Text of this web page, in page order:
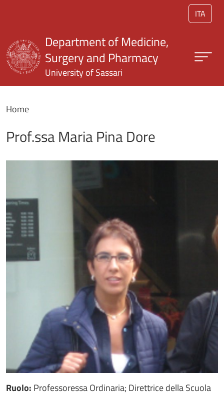
ITA
Department of Medicine,
Surgery and Pharmacy
University of Sassari
Home
Prof.ssa Maria Pina Dore
Ruolo: Professoressa Ordinaria; Direttrice della Scuola